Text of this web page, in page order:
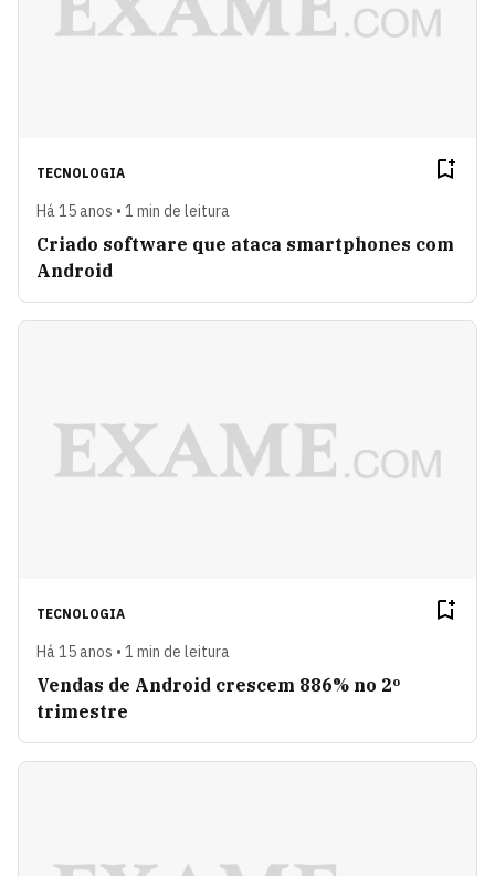
TECNOLOGIA
Há 15 anos • 1 min de leitura
Criado software que ataca smartphones com
Android
TECNOLOGIA
Há 15 anos • 1 min de leitura
Vendas de Android crescem 886% no 2º
trimestre